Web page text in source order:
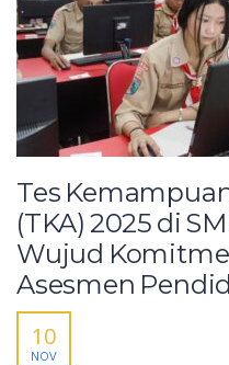
Tes
(TKA) 2025 di
Wujud
Asesmen
10
NOV